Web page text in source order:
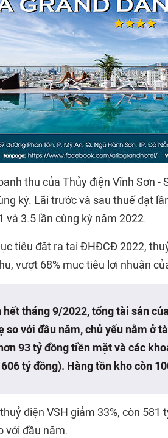
thu của Thủy điện Vĩnh Sơn -
kỳ. Lãi trước và sau thuế đạt
và 3.5 lần cùng kỳ năm 2022.
tiêu đặt ra tại ĐHĐCĐ 2022,
vượt 68% mục tiêu lợi nhuận
hết tháng 9/2022, tổng tài sản
so với đầu năm, chủ yếu nằm ở
93 tỷ đồng tiền mặt và các
tỷ đồng). Hàng tồn kho còn
điện VSH giảm 33%, còn
với đầu năm.